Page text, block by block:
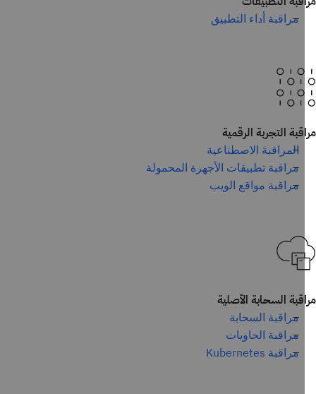
مراقبة أداء التطبيق
التجربة الرقمية
المراقبة الاصطناعية
مراقبة تطبيقات الأجهزة المحمولة
مراقبة مواقع الويب
السحابة الأصلية
مراقبة السحابة
مراقبة الحاويات
مراقبة Kubernetes